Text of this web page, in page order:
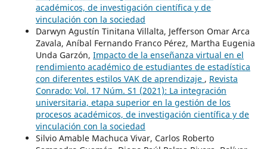
académicos, de investigación científica y de
vinculación con la sociedad
Darwyn Agustín Tinitana Villalta, Jefferson Omar Arca
Zavala, Aníbal Fernando Franco Pérez, Martha Eugenia
Unda Garzón, Impacto de la enseñanza virtual en el
rendimiento académico de estudiantes de estadística
con diferentes estilos VAK de aprendizaje , Revista
Conrado: Vol. 17 Núm. S1 (2021): La integración
universitaria, etapa superior en la gestión de los
procesos académicos, de investigación científica y de
vinculación con la sociedad
Silvio Amable Machuca Vivar, Carlos Roberto